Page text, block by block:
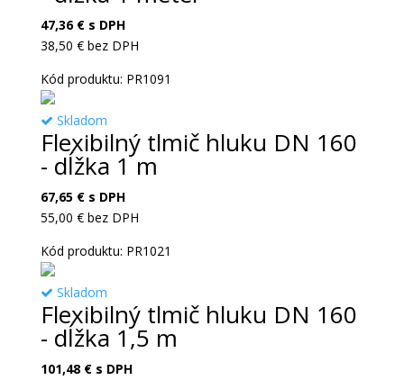
47,36 €s DPH
38,50 €bez DPH
Kód produktu: PR1091
Skladom
Flexibilný tlmič hluku DN 160
- dĺžka 1 m
67,65 €s DPH
55,00 €bez DPH
Kód produktu: PR1021
Skladom
Flexibilný tlmič hluku DN 160
- dĺžka 1,5 m
101,48 €s DPH